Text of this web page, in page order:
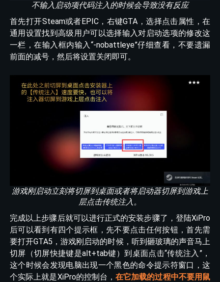
不输入启动项代码注入的时候会导致没有反应
首先打开Steam或者EPIC，右键GTA，选择点击属性，在
通用设置找到高级用户可以选择输入对启动选项的修改这
一栏，在输入框内输入“-nobattleye”仔细查看，不要遗漏
前面的减号，然后将设置关闭即可。
游戏刚启动立刻将切屏到桌面或者将启动器切屏到游戏上
层点击传统注入。
完成以上步骤后就可以进行正式的安装步骤了，登陆XiPro
后可以看到有四个提示框，先不要点击任何按钮，首先需
要打开GTA5，游戏刚启动的时候，听到砸玻璃的声音马上
切屏（切屏快捷键是alt+tab键）到桌面点击“传统注入”，
这个时候会发现电脑出现一个黑色的命令提示符窗口，这
个实际上就是XiPro的控制台，在它加载的过程中不要用鼠